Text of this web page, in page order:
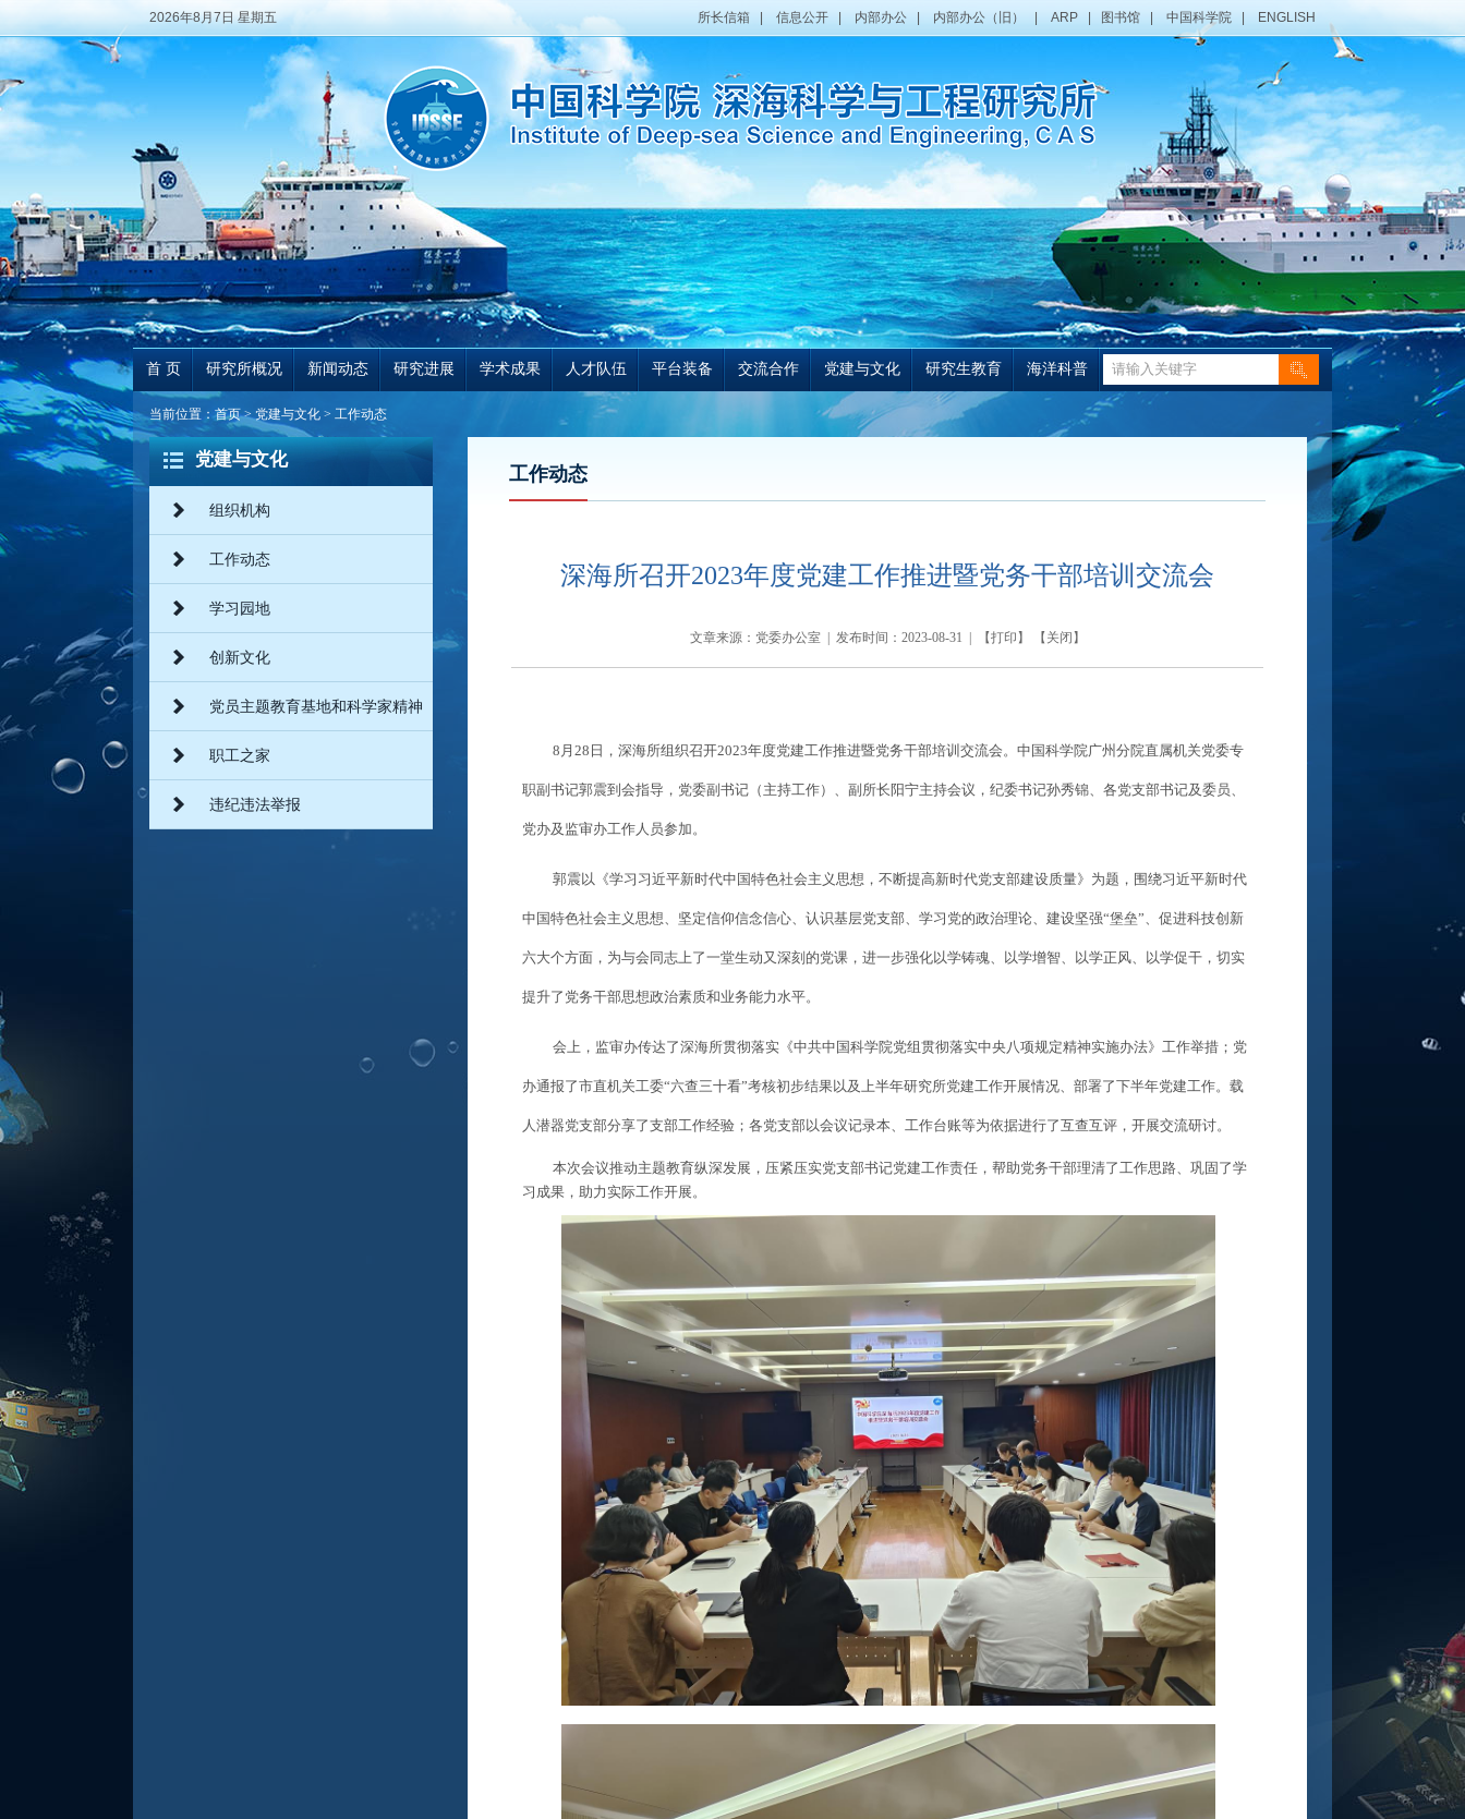
2026年8月7日 星期五 所长信箱 信息公开 内部办公 内部办公（旧） ARP 图书馆 中国科学院 ENGLISH
首 页 研究所概况 新闻动态 研究进展 学术成果 人才队伍 平台装备 交流合作 党建与文化 研究生教育 海洋科普
当前位置：首页>党建与文化 > 工作动态
党建与文化
组织机构
工作动态
学习园地
创新文化
党员主题教育基地和科学家精神
教育基地
职工之家
违纪违法举报
工作动态
深海所召开2023年度党建工作推进暨党务干部培训交流会
文章来源：党委办公室 | 发布时间：2023-08-31 | 【打印 】 【 关闭 】
8 月 28 日，深海所组织召开2023年度党建工作推进暨党务干部培训交流会。中国科学院广州分院直属机关党委专
职副书记郭震到会指导，党委副书记（主持工作）、副所长阳宁主持会议，纪委书记孙秀锦、各党支部书记及委员、
党办及监审办工作人员参加。
郭震以《学习习近平新时代中国特色社会主义思想，不断提高新时代党支部建设质量》为题，围绕习近平新时代
中国特色社会主义思想、坚定信仰信念信心、认识基层党支部、学习党的政治理论、建设坚强“堡垒”、促进科技创新
六大个方面，为与会同志上了一堂生动又深刻的党课，进一步强化以学铸魂、以学增智、以学正风、以学促干，切实
提升了党务干部思想政治素质和业务能力水平。
会上，监审办传达了深海所贯彻落实《中共中国科学院党组贯彻落实中央八项规定精神实施办法》工作举措；党
办通报了市直机关工委“六查三十看”考核初步结果以及上半年研究所党建工作开展情况、部署了下半年党建工作。载
人潜器党支部分享了支部工作经验；各党支部以会议记录本、工作台账等为依据进行了互查互评，开展交流研讨。
本次会议推动主题教育纵深发展，压紧压实党支部书记党建工作责任，帮助党务干部理清了工作思路、巩固了学
习成果，助力实际工作开展。